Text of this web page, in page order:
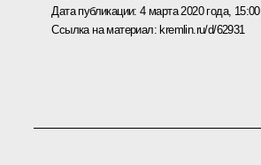
Дата публикации:4 марта 2020 года, 15:00
Ссылка на материал: kremlin.ru/d/62931